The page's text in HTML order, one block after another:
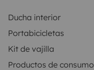
Ducha interior
Portabicicletas
Kit de vajilla
Productos de consumo